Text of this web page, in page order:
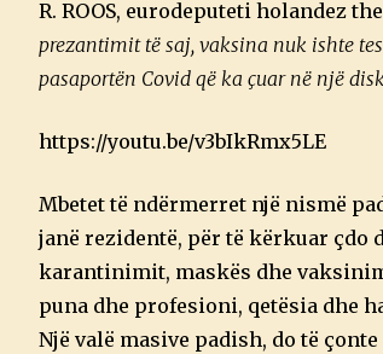
R. ROOS, eurodeputeti holandez
prezantimit të saj, vaksina nuk ishte
pasaportën Covid që ka çuar në një
https://youtu.be/v3bIkRmx5LE
Mbetet të ndërmerret një nismë
janë rezidentë, për të kërkuar çdo
karantinimit, maskës dhe
puna dhe profesioni, qetësia dhe
Një valë masive padish, do të